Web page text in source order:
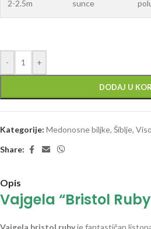
2-2.5m sunce
- +
DODAJ U
Kategorije: Medonosne biljke, Šiblje,
Share:
Opis
Vajgela “Bristol
Vajgela bristol rubyje fantastičan